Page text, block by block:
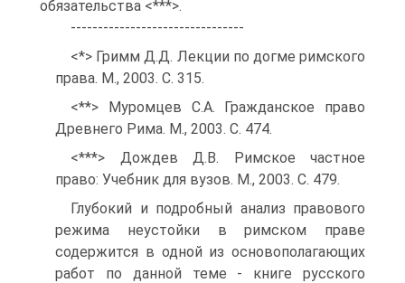
обязательства <***>.
--------------------------------
<*> Гримм Д.Д. Лекции по догме римского
права. М., 2003. С. 315.
<**> Муромцев С.А. Гражданское право
Древнего Рима. М., 2003. С. 474.
<***> Дождев Д.В. Римское частное
право: Учебник для вузов. М., 2003. С. 479.
Глубокий и подробный анализ правового
режима неустойки в римском праве
содержится в одной из основополагающих
работ по данной теме - книге русского